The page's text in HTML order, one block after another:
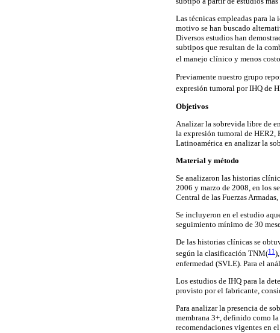
Las técnicas empleadas para
motivo se han buscado
Diversos estudios han
subtipos que resultan de la
el manejo clínico y menos
Previamente nuestro grupo
expresión tumoral por IHQ de
Objetivos
Analizar la sobrevida libre de
la expresión tumoral de HER2,
Latinoamérica en analizar la
Material y método
Se analizaron las historias
2006 y marzo de 2008, en los
Central de las Fuerzas
Se incluyeron en el estudio
seguimiento mínimo de 30
De las historias clínicas se
según la clasificación TNM(11)
enfermedad (SVLE). Para el
Los estudios de IHQ para la
provisto por el fabricante,
Para analizar la presencia de
membrana 3+, definido como
recomendaciones vigentes en